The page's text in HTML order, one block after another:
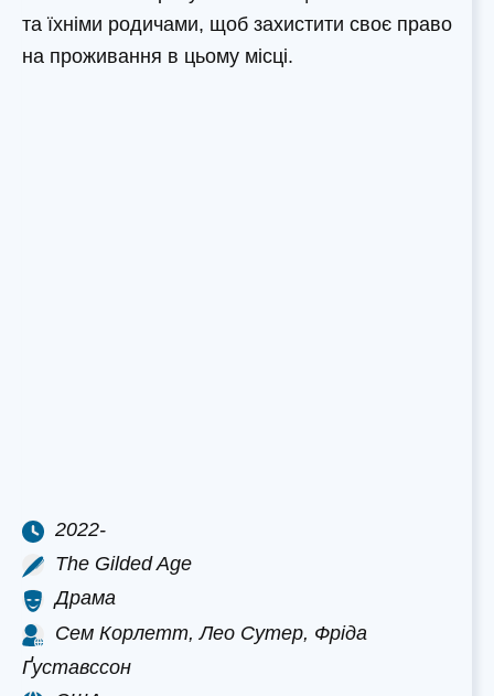
та їхніми родичами, щоб захистити своє право
на проживання в цьому місці.
2022-
The Gilded Age
Драма
Сем Корлетт, Лео Сутер, Фріда
Ґуставссон